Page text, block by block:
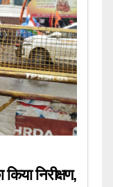
निरीक्षण,